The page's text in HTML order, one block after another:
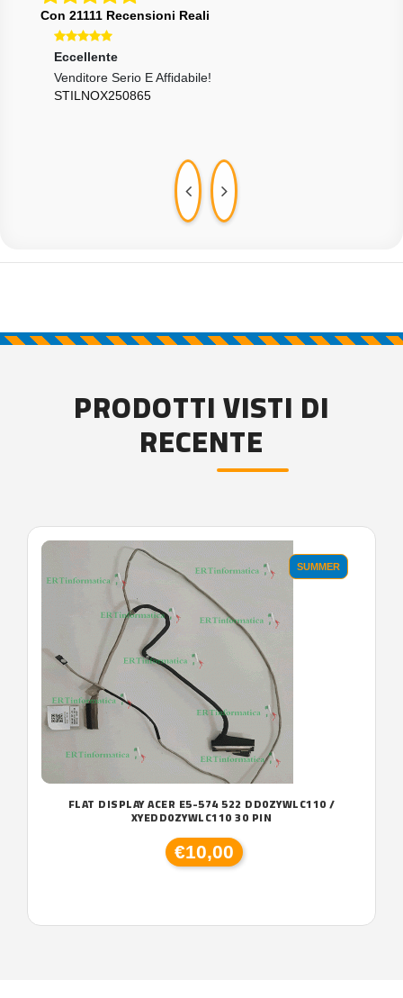
Con 21111 Recensioni Reali
Eccellente
Venditore Serio E Affidabile!
STILNOX250865
PRODOTTI VISTI DI
RECENTE
'.'
SUMMER
FLAT DISPLAY ACER E5-574 522 DD0ZYWLC110 /
XYEDD0ZYWLC110 30 PIN
€10,00